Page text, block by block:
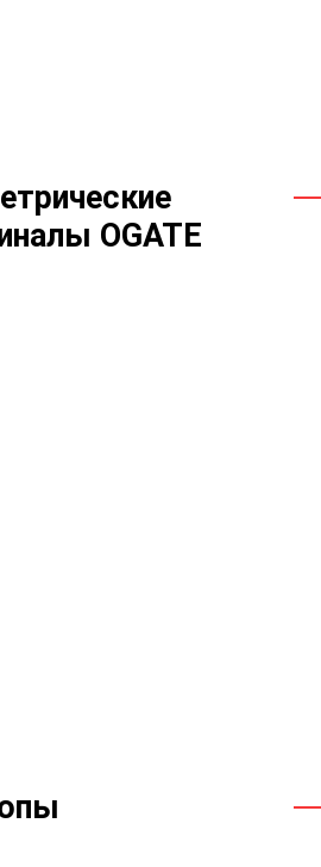
OGATE